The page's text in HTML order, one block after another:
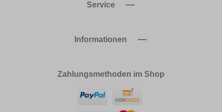
Service
Informationen
Zahlungsmethoden im Shop